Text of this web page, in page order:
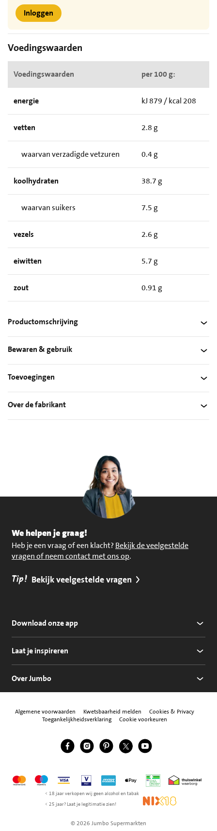
Inloggen
Voedingswaarden
Voedingswaarden per 100 g:
energie kJ 879 / kcal 208
vetten 2.8 g
waarvan verzadigde vetzuren 0.4 g
koolhydraten 38.7 g
waarvan suikers 7.5 g
vezels 2.6 g
eiwitten 5.7 g
zout 0.91 g
Productomschrijving
Bewaren & gebruik
Toevoegingen
Over de fabrikant
We helpen je graag!
Heb je een vraag of een klacht? Bekijk de veelgestelde
vragen of neem contact met ons op.
Tip! Bekijk veelgestelde vragen
Download onze app
Laat je inspireren
Over Jumbo
Algemene voorwaarden Kwetsbaarheid melden
Cookies & Privacy
Toegankelijkheidsverklaring
Cookie voorkeuren
Volg ons
Jumbo Facebook
Jumbo Instagram
Jumbo Pinterest
Jumbo Twitter
Jumbo YouTube
MastercardMaestroVisa Vpay American Express
Apple Pay Thuiswinkel
< 18 jaar verkopen wij geen alcohol en tabak
< 25 jaar? Laat je legitimatie zien!
NIX18
© 2026 Jumbo Supermarkten